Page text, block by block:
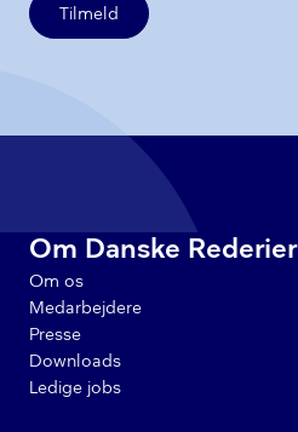
Tilmeld
Om Danske Rederier
Om os
Medarbejdere
Presse
Downloads
Ledige jobs